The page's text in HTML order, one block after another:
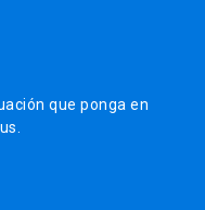
que ponga en